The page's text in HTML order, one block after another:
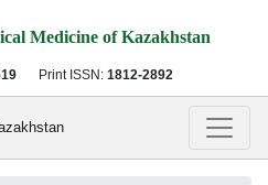
Medicine of Kazakhstan
Print ISSN: 1812-2892